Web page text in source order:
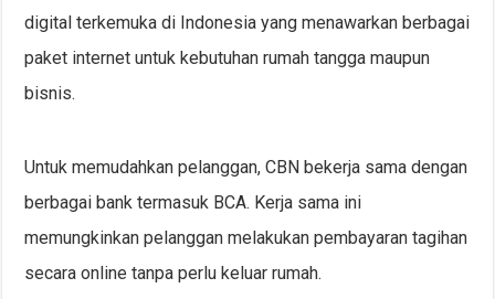
digital terkemuka di Indonesia yang menawarkan berbagai
paket internet untuk kebutuhan rumah tangga maupun
bisnis.
Untuk memudahkan pelanggan, CBN bekerja sama dengan
berbagai bank termasuk BCA. Kerja sama ini
memungkinkan pelanggan melakukan pembayaran tagihan
secara online tanpa perlu keluar rumah.